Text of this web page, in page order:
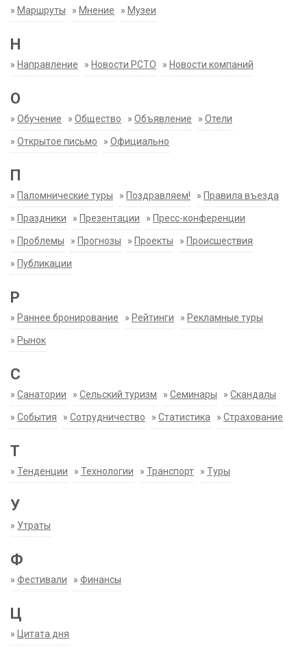
» Маршруты » Мнение » Музеи
Н
» Направление » Новости РСТО » Новости компаний
О
» Обучение » Общество » Объявление » Отели
» Открытое письмо » Официально
П
» Паломнические туры » Поздравляем! » Правила въезда
» Праздники » Презентации » Пресс-конференции
» Проблемы » Прогнозы » Проекты » Происшествия
» Публикации
Р
» Раннее бронирование » Рейтинги » Рекламные туры
» Рынок
С
» Санатории » Сельский туризм » Семинары » Скандалы
» События » Сотрудничество » Статистика » Страхование
Т
» Тенденции » Технологии » Транспорт » Туры
У
» Утраты
Ф
» Фестивали » Финансы
Ц
» Цитата дня